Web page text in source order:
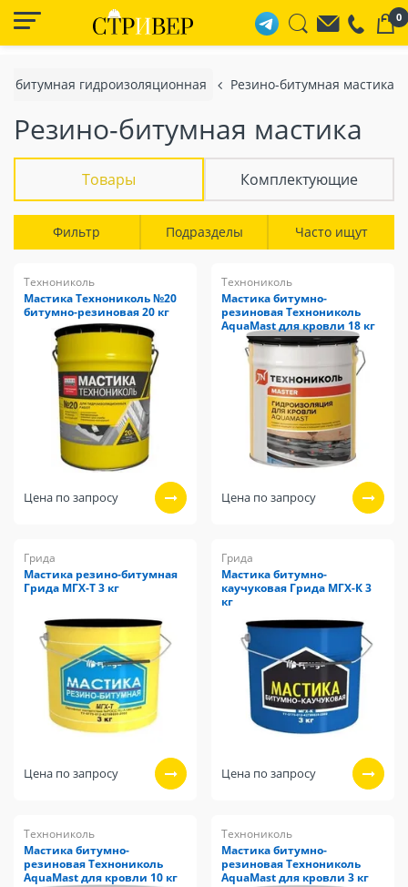
0
битумная гидроизоляционная Резино-битумная мастика
Резино-битумная мастика
Товары Комплектующие
Фильтр Подразделы Часто ищут
Технониколь
Мастика Технониколь №20
битумно-резиновая 20 кг
Цена по запросу
Технониколь
Мастика битумно-
резиновая Технониколь
AquaMast для кровли 18 кг
Цена по запросу
Грида
Мастика резино-битумная
Грида МГХ-Т 3 кг
Цена по запросу
Грида
Мастика битумно-
каучуковая Грида МГХ-К 3
кг
Цена по запросу
Технониколь
Мастика битумно-
резиновая Технониколь
AquaMast для кровли 10 кг
Технониколь
Мастика битумно-
резиновая Технониколь
AquaMast для кровли 3 кг